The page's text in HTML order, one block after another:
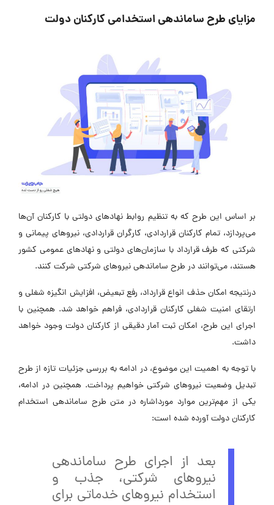
مزایای طرح ساماندهی استخدامی کارکنان دولت
بر اساس این طرح که به تنظیم روابط نهادهای دولتی با کارکنان آن‌ها
می‌پردازد، تمام کارکنان قراردادی، کارگران قراردادی، نیروهای پیمانی و
شرکتی که طرف قرارداد با سازمان‌های دولتی و نهادهای عمومی کشور
هستند، می‌توانند در طرح ساماندهی نیروهای شرکتی شرکت کنند.
درنتیجه امکان حذف انواع قرارداد، رفع تبعیض، افزایش انگیزه شغلی و
ارتقای امنیت شغلی کارکنان قراردادی، فراهم خواهد شد. همچنین با
اجرای این طرح، امکان ثبت آمار دقیقی از کارکنان دولت وجود خواهد
داشت.
با توجه به اهمیت این موضوع، در ادامه به بررسی جزئیات تازه از طرح
تبدیل وضعیت نیروهای شرکتی خواهیم پرداخت. همچنین در ادامه،
یکی از مهم‌ترین موارد مورداشاره در متن طرح ساماندهی استخدام
کارکنان دولت آورده شده است:
بعد از اجرای طرح ساماندهی
نیروهای شرکتی،‌ جذب و
استخدام نیروهای خدماتی برای